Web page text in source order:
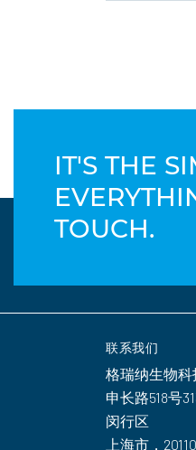
IT'S THE
TOUCH.
联系我们
格瑞纳生物
申长路518号
闵行区
上海市，